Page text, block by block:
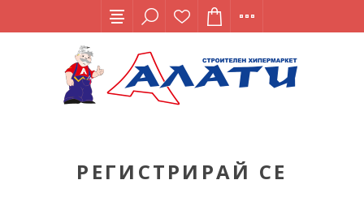
РЕГИСТРИРАЙ СЕ